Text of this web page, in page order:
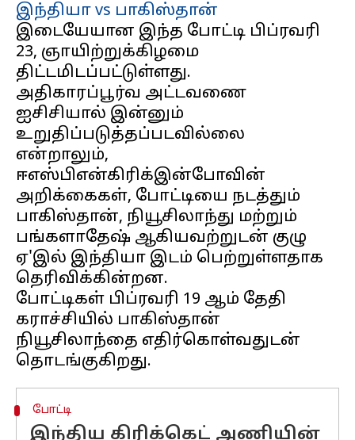
இந்தியா vs பாகிஸ்தான்
இடையேயான இந்த போட்டி பிப்ரவரி
23, ஞாயிற்றுக்கிழமை
திட்டமிடப்பட்டுள்ளது.
அதிகாரப்பூர்வ அட்டவணை
ஐசிசியால் இன்னும்
உறுதிப்படுத்தப்படவில்லை
என்றாலும்,
ஈஎஸ்பிஎன்கிரிக்இன்போவின்
அறிக்கைகள், போட்டியை நடத்தும்
பாகிஸ்தான், நியூசிலாந்து மற்றும்
பங்களாதேஷ் ஆகியவற்றுடன் குழு
ஏ'இல் இந்தியா இடம் பெற்றுள்ளதாக
தெரிவிக்கின்றன.
போட்டிகள் பிப்ரவரி 19 ஆம் தேதி
கராச்சியில் பாகிஸ்தான்
நியூசிலாந்தை எதிர்கொள்வதுடன்
போட்டி
இந்திய கிரிக்கெட் அணியின்